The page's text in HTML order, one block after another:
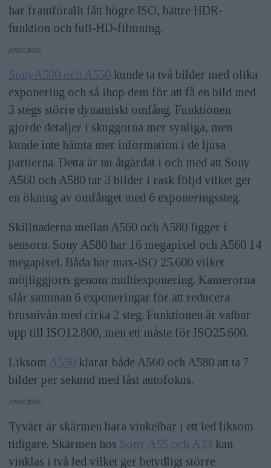
har framförallt fått högre ISO, bättre HDR-
funktion och full-HD-filmning.
ANNONS
SonyA500 och A550kunde ta två bilder med olika
exponering och så ihop dem för att få en bild med
3 stegs större dynamiskt omfång. Funktionen
gjorde detaljer i skuggorna mer synliga, men
kunde inte hämta mer information i de ljusa
partierna. Detta är nu åtgärdat i och med att Sony
A560 och A580 tar 3 bilder i rask följd vilket ger
en ökning av omfånget med 6 exponeringssteg.
Skillnaderna mellan A560 och A580 ligger i
sensorn. Sony A580 har 16 megapixel och A560 14
megapixel. Båda har max-iSO 25.600 vilket
möjliggjorts genom multiexponering. Kamerorna
slår samman 6 exponeringar för att reducera
brusnivån med cirka 2 steg. Funktionen är valbar
upp till ISO12.800, men ett måste för ISO25.600.
Liksom A550klarar både A560 och A580 att ta 7
bilder per sekund med låst autofokus.
ANNONS
Tyvärr är skärmen bara vinkelbar i ett led liksom
tidigare. Skärmen hos Sony A55 och A33 kan
vinklas i två led vilket ger betydligt större